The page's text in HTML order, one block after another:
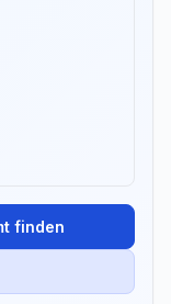
finden